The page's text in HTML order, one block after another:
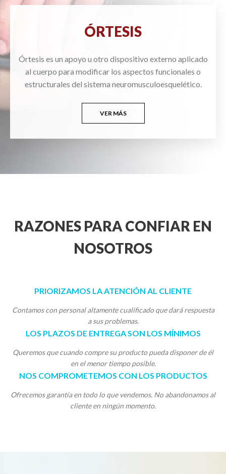
ÓRTESIS
Órtesis es un apoyo u otro dispositivo externo aplicado
al cuerpo para modificar los aspectos funcionales o
estructurales del sistema neuromusculoesquelético.
VER MÁS
RAZONES PARA CONFIAR EN
NOSOTROS
PRIORIZAMOS LA ATENCIÓN AL CLIENTE
Contamos con personal altamente cualificado que dará respuesta
a sus problemas.
LOS PLAZOS DE ENTREGA SON LOS MÍNIMOS
Queremos que cuando compre su producto pueda disponer de él
en el menor tiempo posible.
NOS COMPROMETEMOS CON LOS PRODUCTOS
Ofrecemos garantía en todo lo que vendemos. No abandonamos al
cliente en ningún momento.